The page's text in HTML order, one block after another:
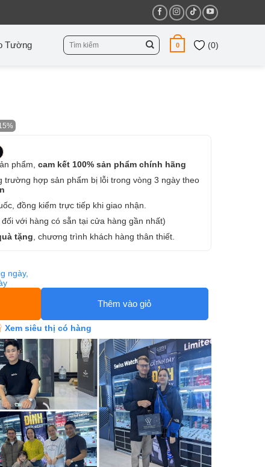
Tường
Tìm
kiếm:
0 (0)
phẩm, cam kết 100% sản phẩm chính hãng
hợp sản phẩm bị lỗi trong vòng 3 ngày theo
đồng kiểm trực tiếp khi giao nhận.
với hàng có sẵn tại cửa hàng gần nhất)
tặng , chương trình khách hàng thân thiết.
ngày,
Thêm vào giỏ
Xem siêu thị có hàng